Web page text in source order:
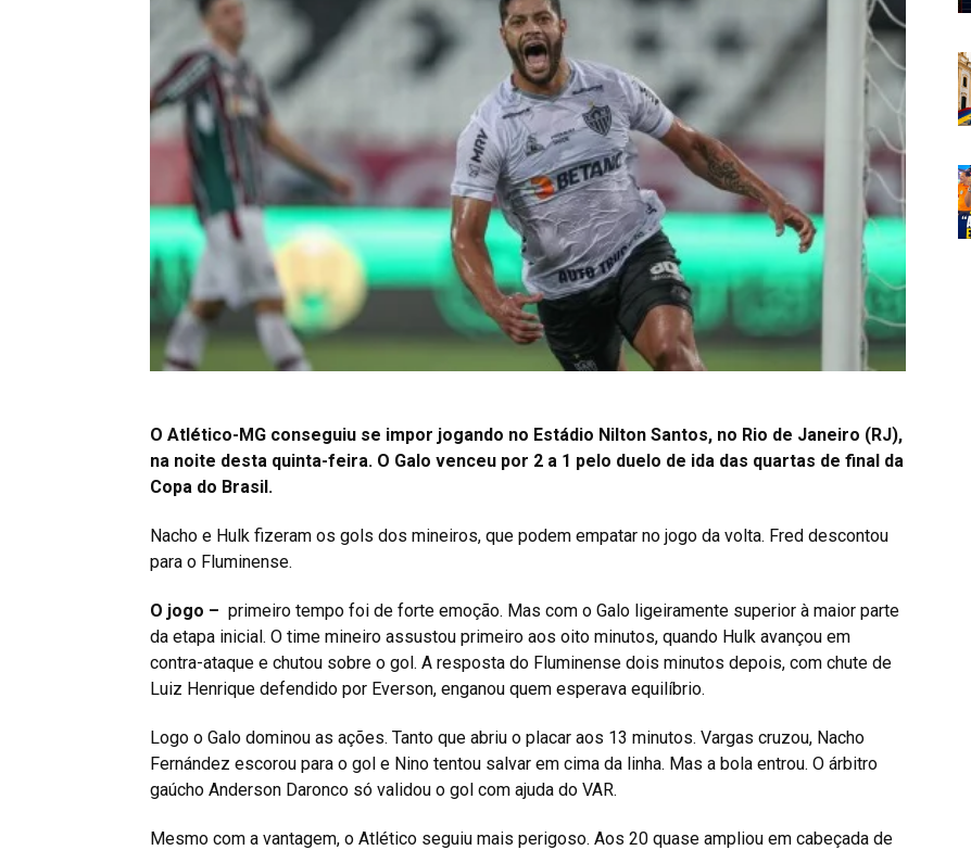
O Atlético-MG conseguiu se impor jogando no Estádio Nilton Santos, no Rio de Janeiro (RJ),
na noite desta quinta-feira. O Galo venceu por 2 a 1 pelo duelo de ida das quartas de final da
Copa do Brasil.
Nacho e Hulk fizeram os gols dos mineiros, que podem empatar no jogo da volta. Fred descontou
para o Fluminense.
O jogo – primeiro tempo foi de forte emoção. Mas com o Galo ligeiramente superior à maior parte
da etapa inicial. O time mineiro assustou primeiro aos oito minutos, quando Hulk avançou em
contra-ataque e chutou sobre o gol. A resposta do Fluminense dois minutos depois, com chute de
Luiz Henrique defendido por Everson, enganou quem esperava equilíbrio.
Logo o Galo dominou as ações. Tanto que abriu o placar aos 13 minutos. Vargas cruzou, Nacho
Fernández escorou para o gol e Nino tentou salvar em cima da linha. Mas a bola entrou. O árbitro
gaúcho Anderson Daronco só validou o gol com ajuda do VAR.
Mesmo com a vantagem, o Atlético seguiu mais perigoso. Aos 20 quase ampliou em cabeçada de